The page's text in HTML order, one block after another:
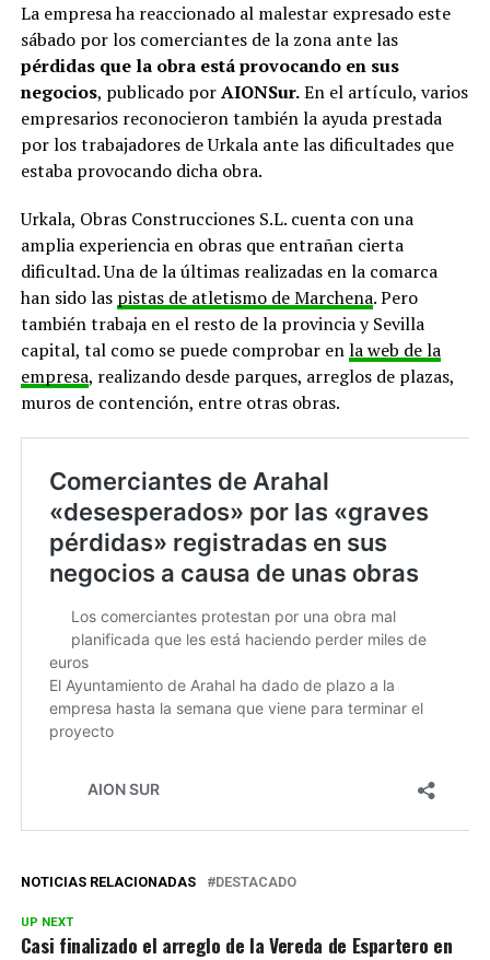
La empresa ha reaccionado al malestar expresado este
sábado por los comerciantes de la zona ante las
pérdidas que la obra está provocando en sus
negocios, publicado porAIONSur.En el artículo, varios
empresarios reconocieron también la ayuda prestada
por los trabajadores de Urkala ante las dificultades que
estaba provocando dicha obra.
Urkala, Obras Construcciones S.L. cuenta con una
amplia experiencia en obras que entrañan cierta
dificultad. Una de la últimas realizadas en la comarca
han sido las pistas de atletismo de Marchena. Pero
también trabaja en el resto de la provincia y Sevilla
capital, tal como se puede comprobar enla web de la
empresa, realizando desde parques, arreglos de plazas,
muros de contención, entre otras obras.
NOTICIAS RELACIONADAS DESTACADO
UP NEXT
Casi finalizado el arreglo de la Vereda de Espartero en